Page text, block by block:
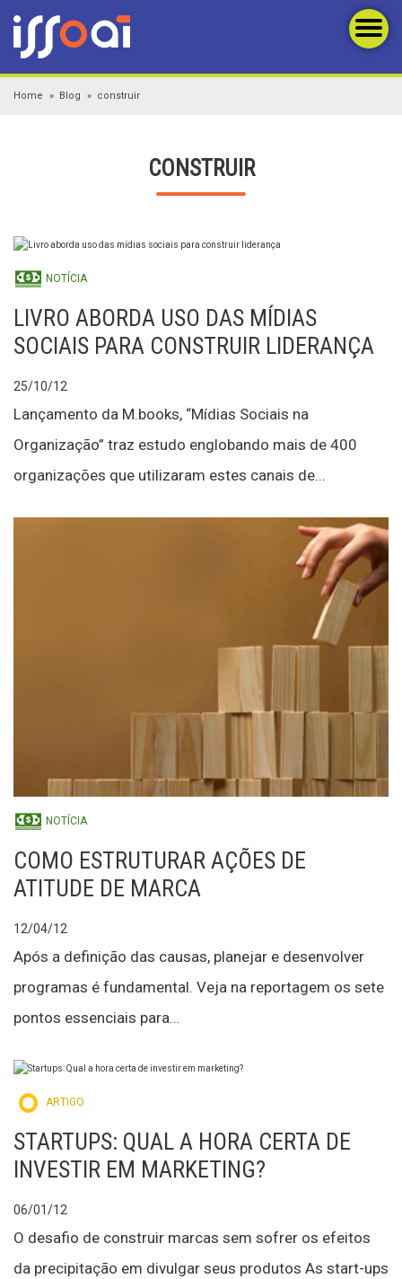
Home Blog construir
CONSTRUIR
NOTÍCIA
LIVRO ABORDA USO DAS MÍDIAS
SOCIAIS PARA CONSTRUIR LIDERANÇA
25/10/12
Lançamento da M.books, “Mídias Sociais na
Organização” traz estudo englobando mais de 400
organizações que utilizaram estes canais de...
NOTÍCIA
COMO ESTRUTURAR AÇÕES DE
ATITUDE DE MARCA
12/04/12
Após a definição das causas, planejar e desenvolver
programas é fundamental. Veja na reportagem os sete
pontos essenciais para...
ARTIGO
STARTUPS: QUAL A HORA CERTA DE
INVESTIR EM MARKETING?
06/01/12
O desafio de construir marcas sem sofrer os efeitos
da precipitação em divulgar seus produtos As start-ups